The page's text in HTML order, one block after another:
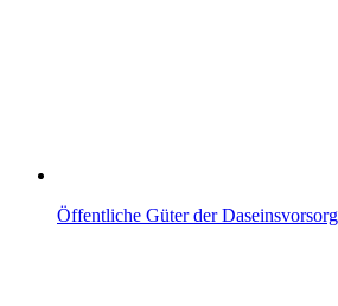
Öffentliche Güter der